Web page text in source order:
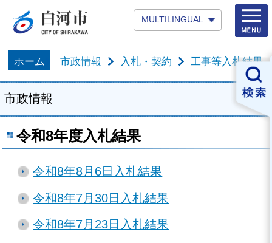
MULTILINGUAL
ホーム 市政情報 入札・契約 工事等入札結果
市政情報
令和8年度入札結果
令和8年8月6日入札結果
令和8年7月30日入札結果
令和8年7月23日入札結果